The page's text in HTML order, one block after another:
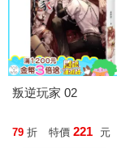
叛逆玩家 02
79 折 特價 221 元